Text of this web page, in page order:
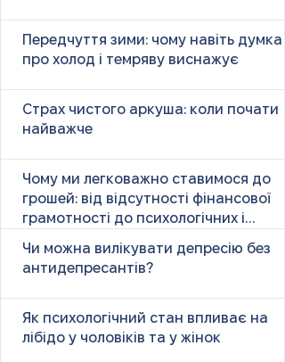
Передчуття зими: чому навіть думка
про холод і темряву виснажує
Страх чистого аркуша: коли почати
найважче
Чому ми легковажно ставимося до
грошей: від відсутності фінансової
грамотності до психологічних і
Чи можна вилікувати депресію без
антидепресантів?
Як психологічний стан впливає на
лібідо у чоловіків та у жінок